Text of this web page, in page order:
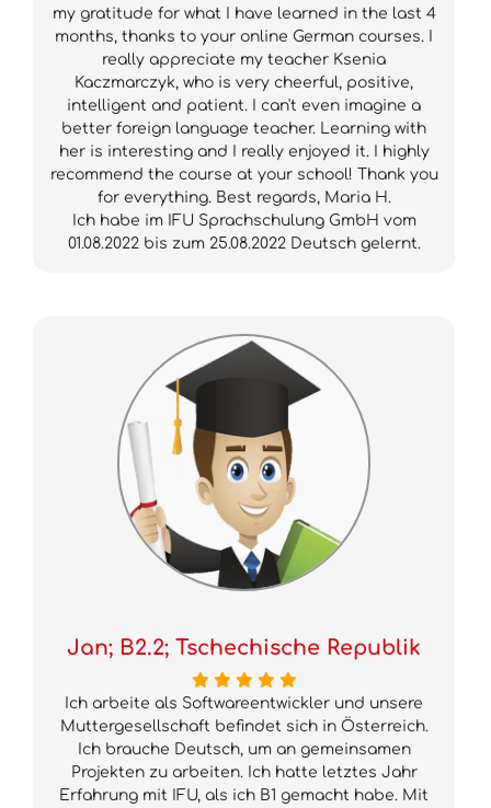
my gratitude for what I have learned in the last 4
months, thanks to your online German courses. I
really appreciate my teacher Ksenia
Kaczmarczyk, who is very cheerful, positive,
intelligent and patient. I can't even imagine a
better foreign language teacher. Learning with
her is interesting and I really enjoyed it. I highly
recommend the course at your school! Thank you
for everything. Best regards, Maria H.
Ich habe im IFU Sprachschulung GmbH vom
01.08.2022 bis zum 25.08.2022 Deutsch gelernt.
Jan; B2.2; Tschechische Republik
Ich arbeite als Softwareentwickler und unsere
Muttergesellschaft befindet sich in Österreich.
Ich brauche Deutsch, um an gemeinsamen
Projekten zu arbeiten. Ich hatte letztes Jahr
Erfahrung mit IFU, als ich B1 gemacht habe. Mit